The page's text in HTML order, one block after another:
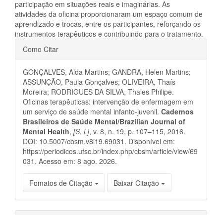
participação em situações reais e imaginárias. As
atividades da oficina proporcionaram um espaço comum de
aprendizado e trocas, entre os participantes, reforçando os
instrumentos terapêuticos e contribuindo para o tratamento.
Detalhes
do
artigo
Como Citar
GONÇALVES, Alda Martins; GANDRA, Helen Martins;
ASSUNÇÃO, Paula Gonçalves; OLIVEIRA, Thaís
Moreira; RODRIGUES DA SILVA, Thales Philipe.
Oficinas terapêuticas: intervenção de enfermagem em
um serviço de saúde mental infanto-juvenil. Cadernos
Brasileiros de Saúde Mental/Brazilian Journal of
Mental Health, [S. l.], v. 8, n. 19, p. 107–115, 2016.
DOI: 10.5007/cbsm.v8i19.69031. Disponível em:
https://periodicos.ufsc.br/index.php/cbsm/article/view/69
031. Acesso em: 8 ago. 2026.
Fomatos de Citação Baixar Citação